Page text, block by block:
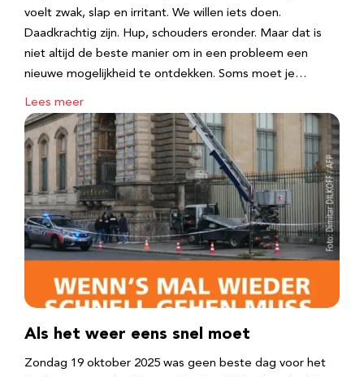
voelt zwak, slap en irritant. We willen iets doen.
Daadkrachtig zijn. Hup, schouders eronder. Maar dat is
niet altijd de beste manier om in een probleem een
nieuwe mogelijkheid te ontdekken. Soms moet je…
Lees meer
Als het weer eens snel moet
Zondag 19 oktober 2025 was geen beste dag voor het